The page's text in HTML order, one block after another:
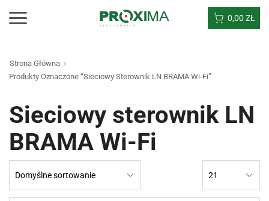
0,00 ZŁ
Strona Główna
Produkty Oznaczone “Sieciowy Sterownik LN BRAMA Wi-Fi”
Sieciowy sterownik LN
BRAMA Wi-Fi